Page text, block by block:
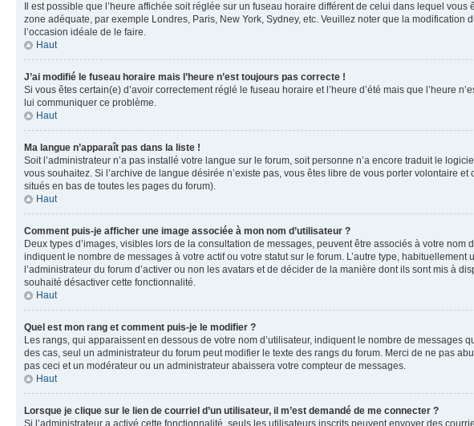
Il est possible que l’heure affichée soit réglée sur un fuseau horaire différent de celui dans lequel
zone adéquate, par exemple Londres, Paris, New York, Sydney, etc. Veuillez noter que la modification
l’occasion idéale de le faire.
Haut
J’ai modifié le fuseau horaire mais l’heure n’est toujours pas correcte !
Si vous êtes certain(e) d’avoir correctement réglé le fuseau horaire et l’heure d’été mais que l’heure
lui communiquer ce problème.
Haut
Ma langue n’apparaît pas dans la liste !
Soit l’administrateur n’a pas installé votre langue sur le forum, soit personne n’a encore traduit le
vous souhaitez. Si l’archive de langue désirée n’existe pas, vous êtes libre de vous porter volontaire
situés en bas de toutes les pages du forum).
Haut
Comment puis-je afficher une image associée à mon nom d’utilisateur ?
Deux types d’images, visibles lors de la consultation de messages, peuvent être associés à votre
indiquent le nombre de messages à votre actif ou votre statut sur le forum. L’autre type,
l’administrateur du forum d’activer ou non les avatars et de décider de la manière dont ils sont mis à
souhaité désactiver cette fonctionnalité.
Haut
Quel est mon rang et comment puis-je le modifier ?
Les rangs, qui apparaissent en dessous de votre nom d’utilisateur, indiquent le nombre de
des cas, seul un administrateur du forum peut modifier le texte des rangs du forum. Merci de ne pas
pas ceci et un modérateur ou un administrateur abaissera votre compteur de messages.
Haut
Lorsque je clique sur le lien de courriel d’un utilisateur, il m’est demandé de me connecter ?
Si l’administrateur a activé cette fonctionnalité, seuls les utilisateurs inscrits peuvent envoyer des